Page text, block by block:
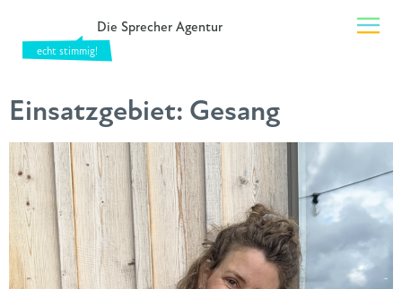
Die Sprecher Agentur
Einsatzgebiet: Gesang